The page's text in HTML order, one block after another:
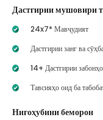
Дастгирии мушовири
24x7* Мавҷудият
Дастгирии занг ва
14+ Дастгирии забонҳо
Тавсияҳо оид ба
Нигоҳубини беморон